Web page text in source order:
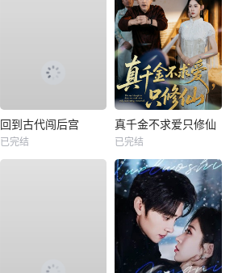
回到古代闯后宫
已完结
真千金不求爱只修仙
已完结